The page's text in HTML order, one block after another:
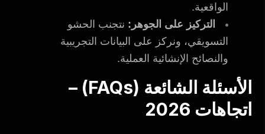
الواقعية.
التركيز على الجوهر: نتجنب الحشو
التسويقي، ونركز على البيانات التجريبية
والنصائح الإنشائية العملية.
الأسئلة الشائعة (FAQs) –
اتجاهات 2026